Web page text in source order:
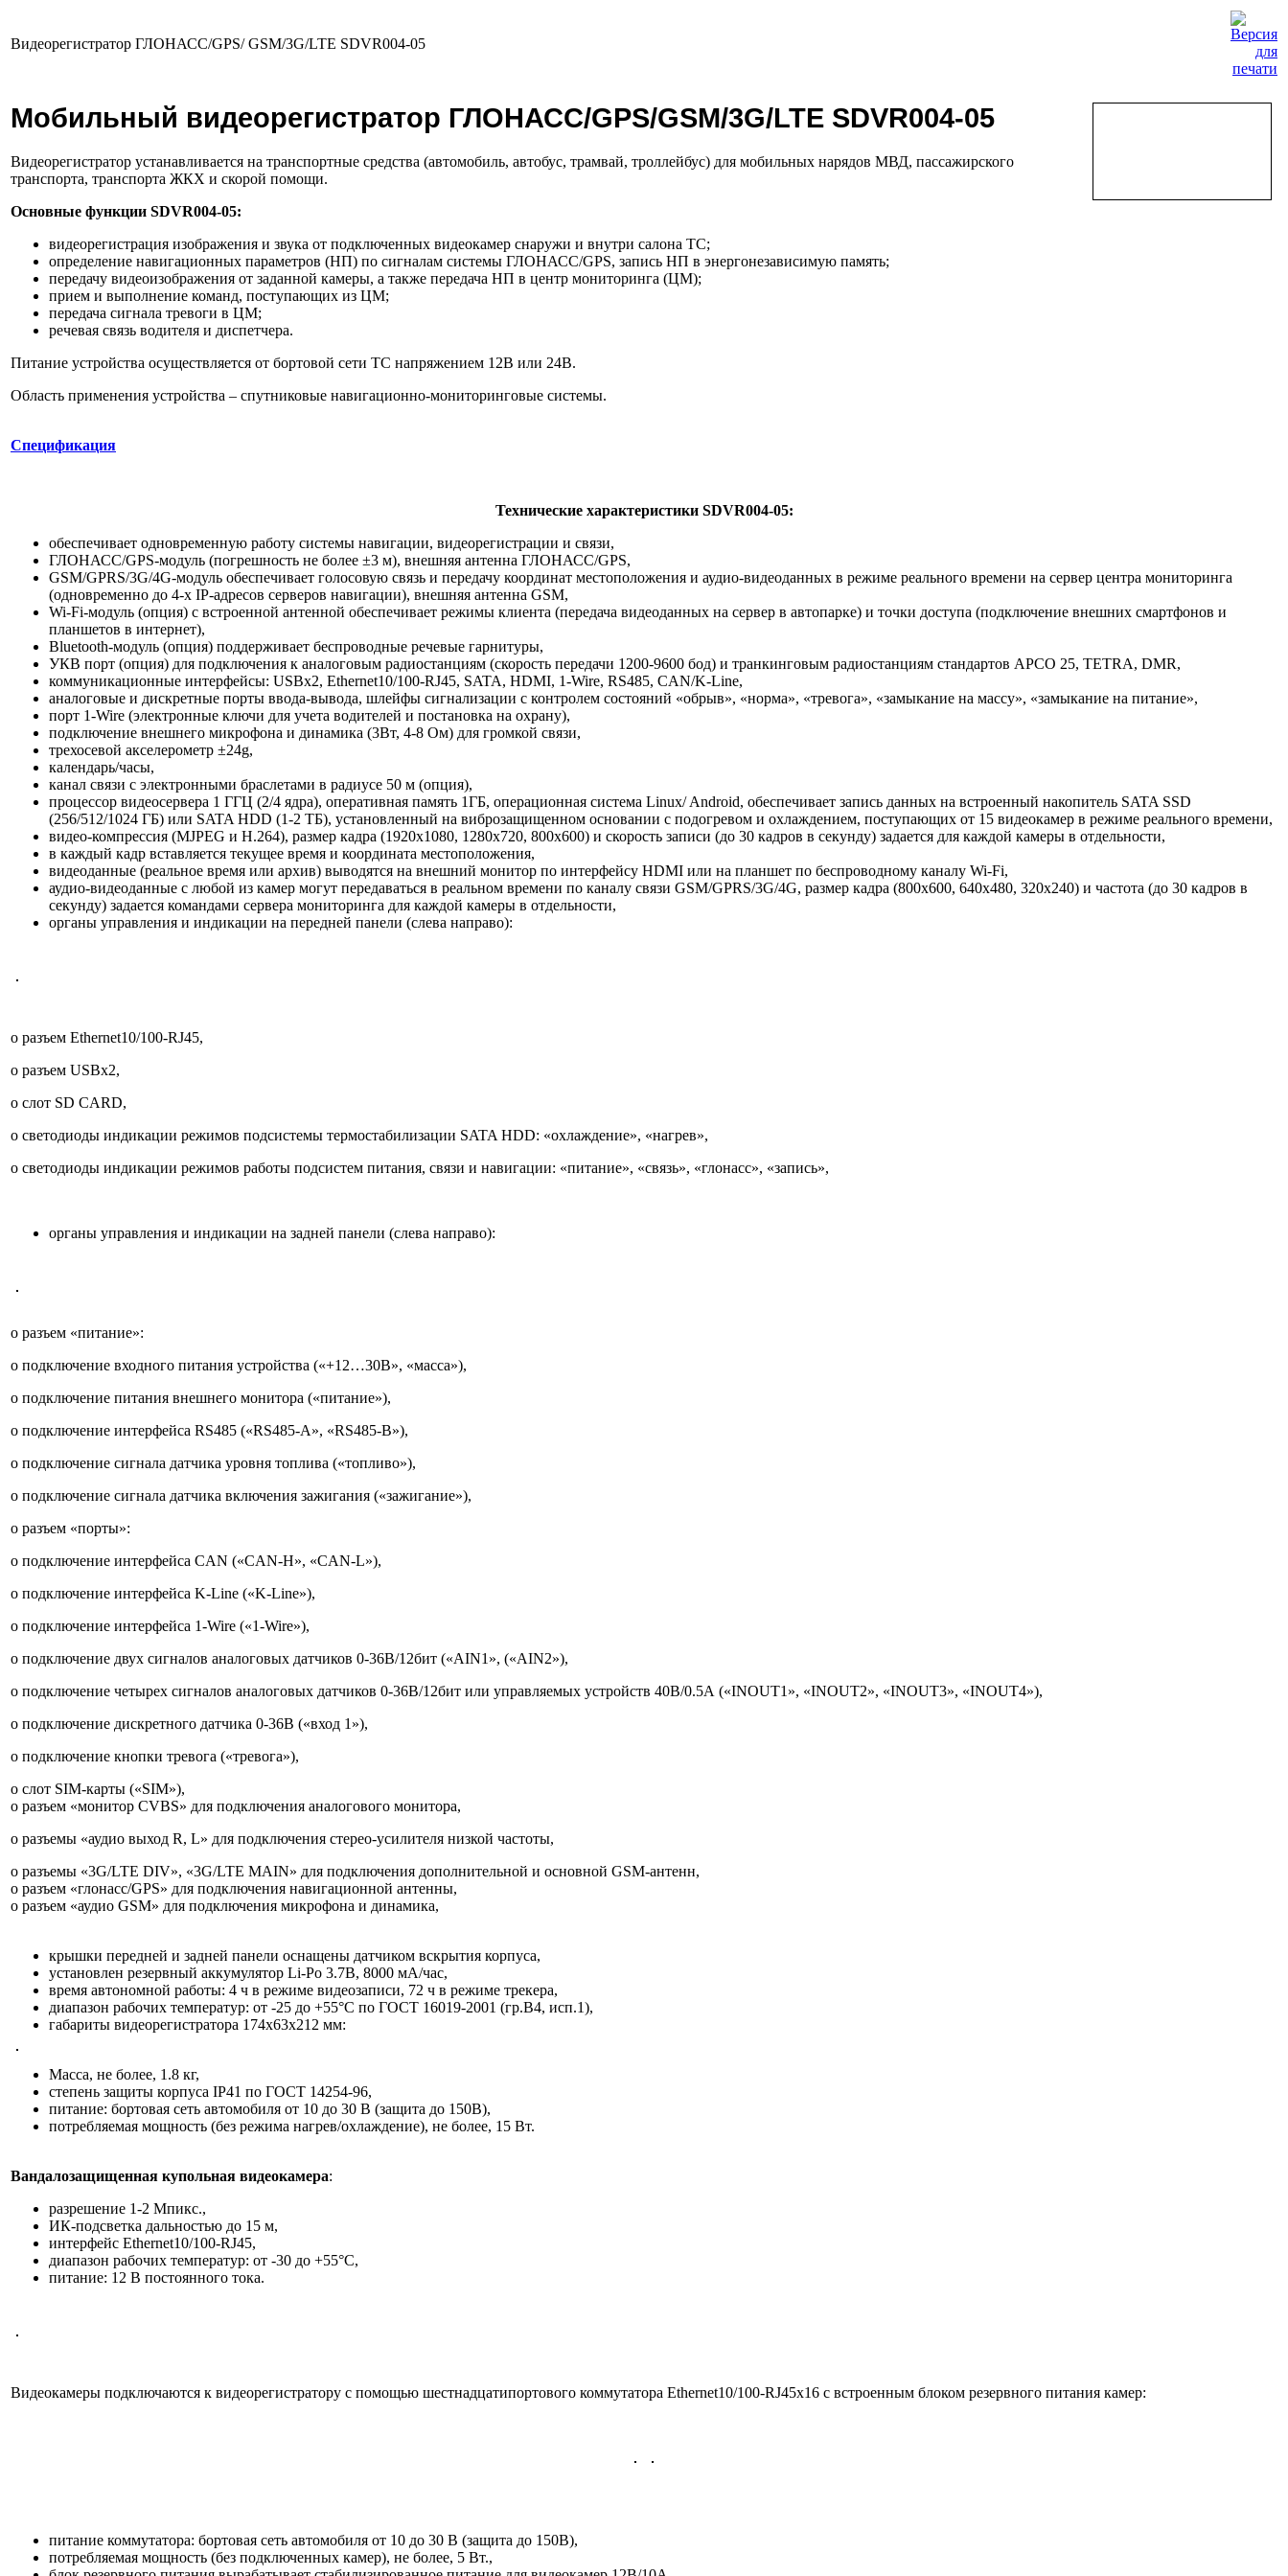
Видеорегистратор ГЛОНАСС/GPS/ GSM/3G/LTE SDVR004-05
Мобильный видеорегистратор ГЛОНАСС/GPS/GSM/3G/LTE SDVR004-05
Видеорегистратор устанавливается на транспортные средства (автомобиль, автобус, трамвай, троллейбус) для мобильных нарядов МВД, пассажирского
транспорта, транспорта ЖКХ и скорой помощи.
Основные функции SDVR004-05:
видеорегистрация изображения и звука от подключенных видеокамер снаружи и внутри салона ТС;
определение навигационных параметров (НП) по сигналам системы ГЛОНАСС/GPS, запись НП в энергонезависимую память;
передачу видеоизображения от заданной камеры, а также передача НП в центр мониторинга (ЦМ);
прием и выполнение команд, поступающих из ЦМ;
передача сигнала тревоги в ЦМ;
речевая связь водителя и диспетчера.
Питание устройства осуществляется от бортовой сети ТС напряжением 12В или 24В.
Область применения устройства – спутниковые навигационно-мониторинговые системы.
Спецификация
Технические характеристики SDVR004-05:
обеспечивает одновременную работу системы навигации, видеорегистрации и связи,
ГЛОНАСС/GPS-модуль (погрешность не более ±3 м), внешняя антенна ГЛОНАСС/GPS,
GSM/GPRS/3G/4G-модуль обеспечивает голосовую связь и передачу координат местоположения и аудио-видеоданных в режиме реального времени на сервер центра мониторинга
(одновременно до 4-х IP-адресов серверов навигации), внешняя антенна GSM,
Wi-Fi-модуль (опция) с встроенной антенной обеспечивает режимы клиента (передача видеоданных на сервер в автопарке) и точки доступа (подключение внешних смартфонов и
планшетов в интернет),
Bluetooth-модуль (опция) поддерживает беспроводные речевые гарнитуры,
УКВ порт (опция) для подключения к аналоговым радиостанциям (скорость передачи 1200-9600 бод) и транкинговым радиостанциям стандартов APCO 25, TETRA, DMR,
коммуникационные интерфейсы: USBх2, Ethernet10/100-RJ45, SATA, HDMI, 1-Wire, RS485, CAN/K-Line,
аналоговые и дискретные порты ввода-вывода, шлейфы сигнализации с контролем состояний «обрыв», «норма», «тревога», «замыкание на массу», «замыкание на питание»,
порт 1-Wire (электронные ключи для учета водителей и постановка на охрану),
подключение внешнего микрофона и динамика (3Вт, 4-8 Ом) для громкой связи,
трехосевой акселерометр ±24g,
календарь/часы,
канал связи с электронными браслетами в радиусе 50 м (опция),
процессор видеосервера 1 ГГЦ (2/4 ядра), оперативная память 1ГБ, операционная система Linux/ Android, обеспечивает запись данных на встроенный накопитель SATA SSD
(256/512/1024 ГБ) или SATA HDD (1-2 ТБ), установленный на виброзащищенном основании с подогревом и охлаждением, поступающих от 15 видеокамер в режиме реального времени,
видео-компрессия (MJPEG и H.264), размер кадра (1920х1080, 1280х720, 800х600) и скорость записи (до 30 кадров в секунду) задается для каждой камеры в отдельности,
в каждый кадр вставляется текущее время и координата местоположения,
видеоданные (реальное время или архив) выводятся на внешний монитор по интерфейсу HDMI или на планшет по беспроводному каналу Wi-Fi,
аудио-видеоданные с любой из камер могут передаваться в реальном времени по каналу связи GSM/GPRS/3G/4G, размер кадра (800х600, 640х480, 320х240) и частота (до 30 кадров в
секунду) задается командами сервера мониторинга для каждой камеры в отдельности,
органы управления и индикации на передней панели (слева направо):
o разъем Ethernet10/100-RJ45,
o разъем USBх2,
o слот SD CARD,
o светодиоды индикации режимов подсистемы термостабилизации SATA HDD: «охлаждение», «нагрев»,
o светодиоды индикации режимов работы подсистем питания, связи и навигации: «питание», «связь», «глонасс», «запись»,
органы управления и индикации на задней панели (слева направо):
o разъем «питание»:
o подключение входного питания устройства («+12…30В», «масса»),
o подключение питания внешнего монитора («питание»),
o подключение интерфейса RS485 («RS485-A», «RS485-B»),
o подключение сигнала датчика уровня топлива («топливо»),
o подключение сигнала датчика включения зажигания («зажигание»),
o разъем «порты»:
o подключение интерфейса CAN («CAN-H», «CAN-L»),
o подключение интерфейса K-Line («K-Line»),
o подключение интерфейса 1-Wire («1-Wire»),
o подключение двух сигналов аналоговых датчиков 0-36В/12бит («AIN1», («AIN2»),
o подключение четырех сигналов аналоговых датчиков 0-36В/12бит или управляемых устройств 40В/0.5А («INOUT1», «INOUT2», «INOUT3», «INOUT4»),
o подключение дискретного датчика 0-36В («вход 1»),
o подключение кнопки тревога («тревога»),
o слот SIM-карты («SIM»),
o разъем «монитор CVBS» для подключения аналогового монитора,
o разъемы «аудио выход R, L» для подключения стерео-усилителя низкой частоты,
o разъемы «3G/LTE DIV», «3G/LTE MAIN» для подключения дополнительной и основной GSM-антенн,
o разъем «глонасс/GPS» для подключения навигационной антенны,
o разъем «аудио GSM» для подключения микрофона и динамика,
крышки передней и задней панели оснащены датчиком вскрытия корпуса,
установлен резервный аккумулятор Li-Po 3.7В, 8000 мА/час,
время автономной работы: 4 ч в режиме видеозаписи, 72 ч в режиме трекера,
диапазон рабочих температур: от -25 до +55°С по ГОСТ 16019-2001 (гр.В4, исп.1),
габариты видеорегистратора 174х63х212 мм:
Масса, не более, 1.8 кг,
степень защиты корпуса IP41 по ГОСТ 14254-96,
питание: бортовая сеть автомобиля от 10 до 30 В (защита до 150В),
потребляемая мощность (без режима нагрев/охлаждение), не более, 15 Вт.
Вандалозащищенная купольная видеокамера:
разрешение 1-2 Мпикс.,
ИК-подсветка дальностью до 15 м,
интерфейс Ethernet10/100-RJ45,
диапазон рабочих температур: от -30 до +55°С,
питание: 12 В постоянного тока.
Видеокамеры подключаются к видеорегистратору с помощью шестнадцатипортового коммутатора Ethernet10/100-RJ45х16 с встроенным блоком резервного питания камер:
питание коммутатора: бортовая сеть автомобиля от 10 до 30 В (защита до 150В),
потребляемая мощность (без подключенных камер), не более, 5 Вт.,